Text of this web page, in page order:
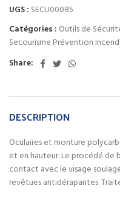
UGS : SECU00085
Catégories : Outils de
Secourisme Prévention
Share:
DESCRIPTION
Oculaires et monture
et en hauteur. Le procédé de
contact avec le visage
revêtues antidérapantes.